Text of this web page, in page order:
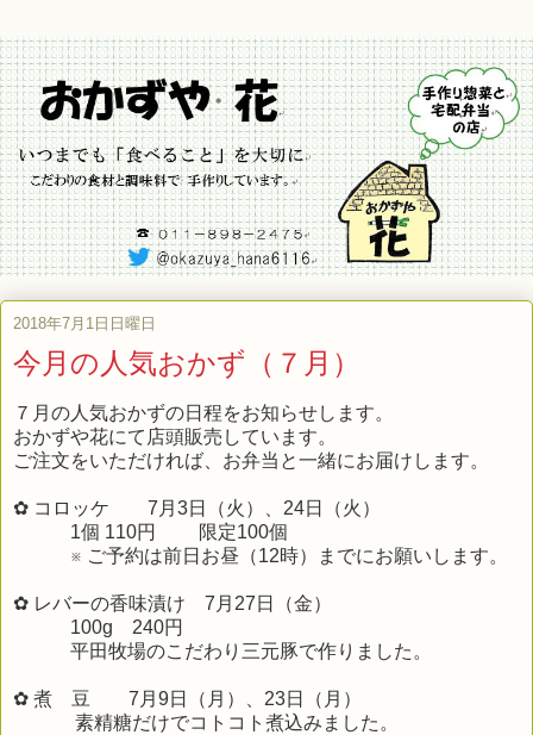
2018年7月1日日曜日
今月の人気おかず（７月）
７月の人気おかずの日程をお知らせします。
おかずや花にて店頭販売しています。
ご注文をいただければ、お弁当と一緒にお届けします。
✿ コロッケ 7月3日（火）、24日（火）
1個 110円 限定100個
※ ご予約は前日お昼（12時）までにお願いします。
✿ レバーの香味漬け 7月27日（金）
100g 240円
平田牧場のこだわり三元豚で作りました。
✿ 煮 豆 7月9日（月）、23日（月）
素精糖だけでコトコト煮込みました。